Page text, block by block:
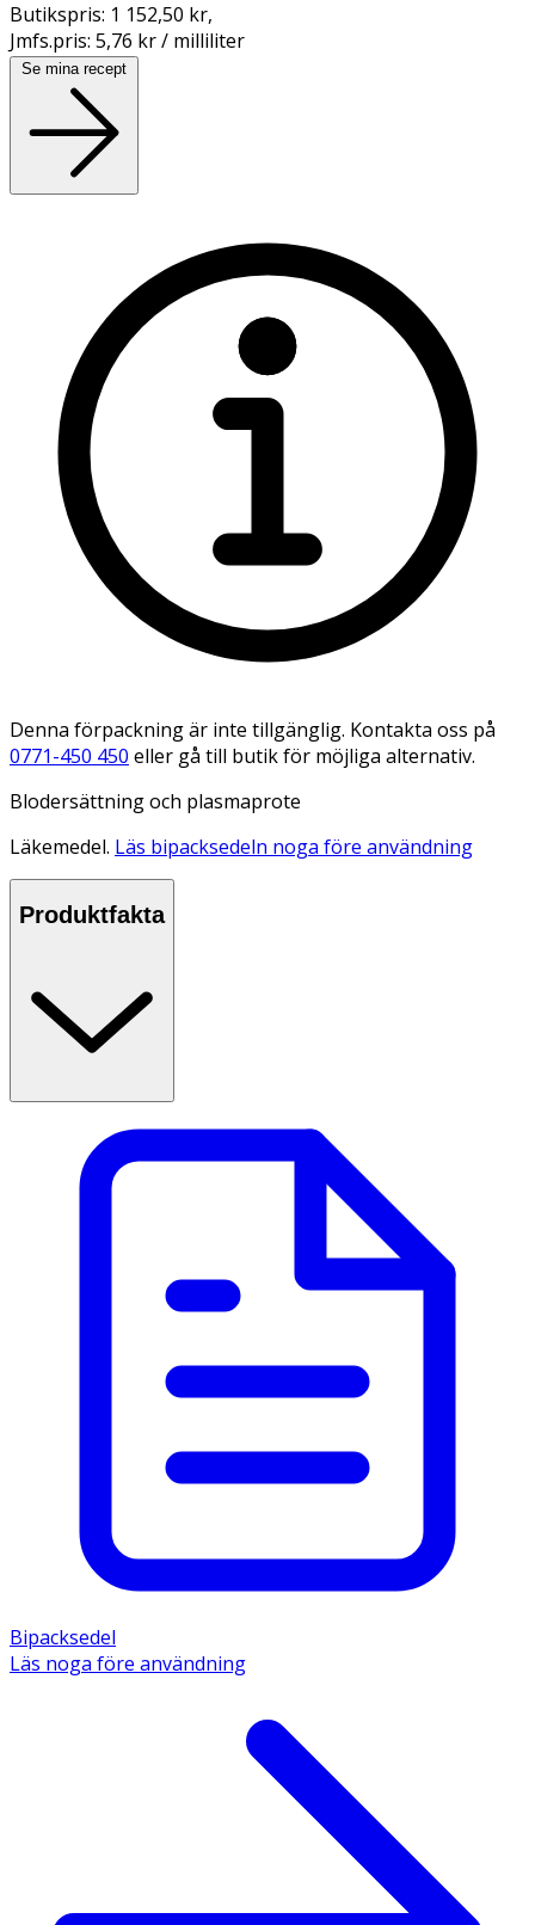
Butikspris: 1 152,50 kr,
Jmfs.pris: 5,76 kr / milliliter
Se mina recept
Denna förpackning är inte tillgänglig. Kontakta oss på
0771-450 450 eller gå till butik för möjliga alternativ.
Blodersättning och plasmaprote
Läkemedel. Läs bipacksedeln noga före användning
Produktfakta
Bipacksedel
Läs noga före användning